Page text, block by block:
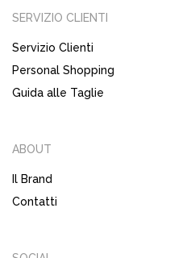
SERVIZIO CLIENTI
Servizio Clienti
Personal Shopping
Guida alle Taglie
ABOUT
Il Brand
Contatti